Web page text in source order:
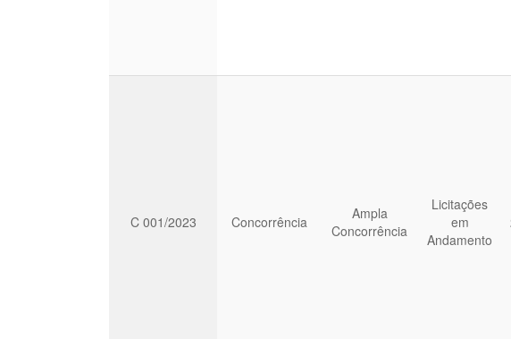
C 001/2023 Concorrência
Ampla
Concorrência
Licitações
em
Andamento